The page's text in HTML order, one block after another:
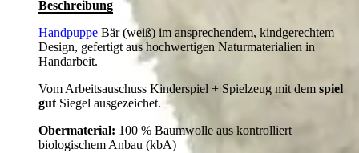
Beschreibung
Handpuppe Bär (weiß) im ansprechendem, kindgerechtem
Design, gefertigt aus hochwertigen Naturmaterialien in
Handarbeit.
Vom Arbeitsauschuss Kinderspiel + Spielzeug mit dem spiel
gut Siegel ausgezeichet.
Obermaterial: 100 % Baumwolle aus kontrolliert
biologischem Anbau (kbA)